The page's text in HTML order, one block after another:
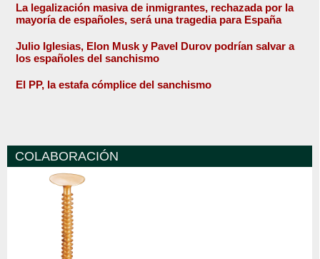
La legalización masiva de inmigrantes, rechazada por la
mayoría de españoles, será una tragedia para España
Julio Iglesias, Elon Musk y Pavel Durov podrían salvar a
los españoles del sanchismo
El PP, la estafa cómplice del sanchismo
COLABORACIÓN